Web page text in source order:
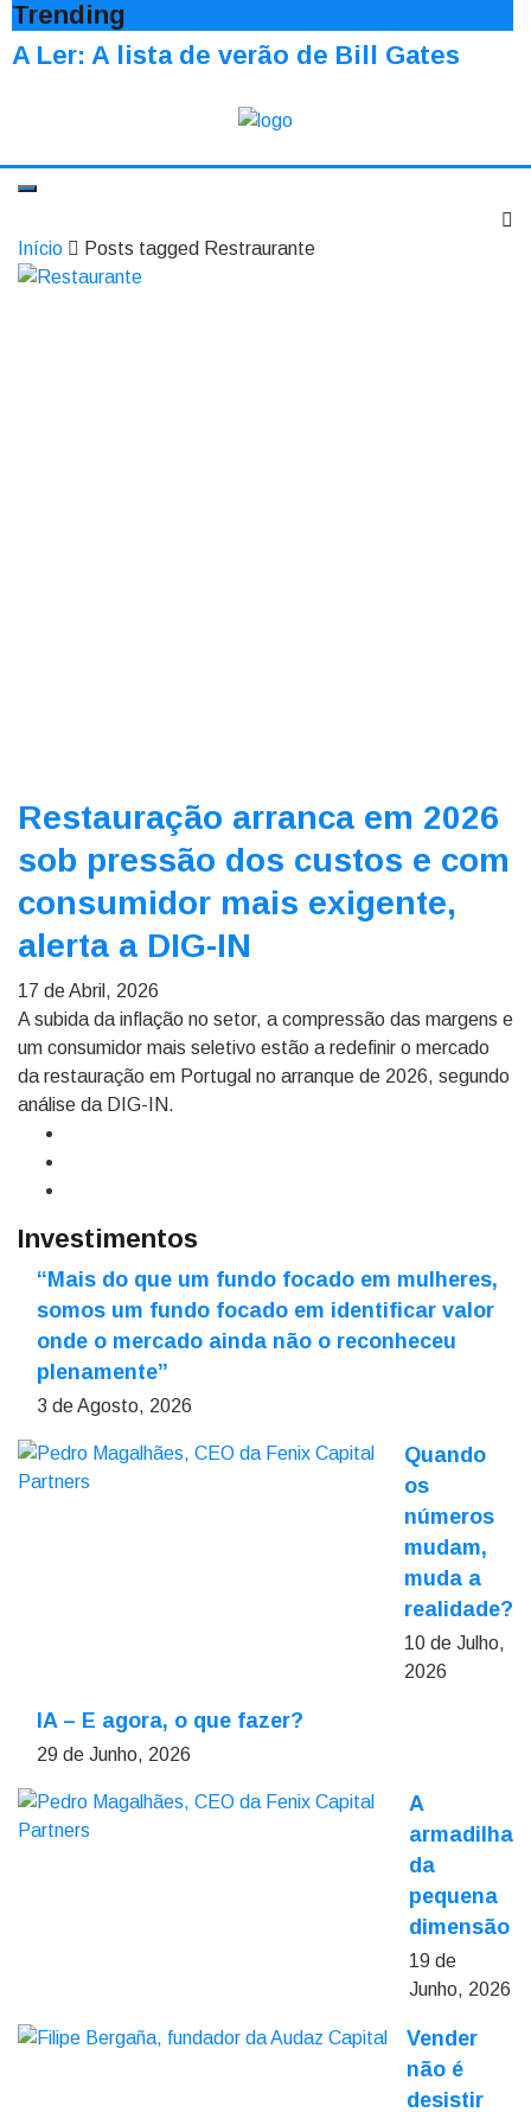
Trending
A Ler: A lista de verão de Bill Gates
Início Posts tagged Restraurante
Restauração arranca em 2026
sob pressão dos custos e com
consumidor mais exigente,
alerta a DIG-IN
17 de Abril, 2026
A subida da inflação no setor, a compressão das margens e
um consumidor mais seletivo estão a redefinir o mercado
da restauração em Portugal no arranque de 2026, segundo
análise da DIG-IN.
Investimentos
“Mais do que um fundo focado em mulheres,
somos um fundo focado em identificar valor
onde o mercado ainda não o reconheceu
plenamente”
3 de Agosto, 2026
Quando
os
números
mudam,
muda a
realidade?
10 de Julho,
2026
IA – E agora, o que fazer?
29 de Junho, 2026
A
armadilha
da
pequena
dimensão
19 de
Junho, 2026
Vender
não é
desistir